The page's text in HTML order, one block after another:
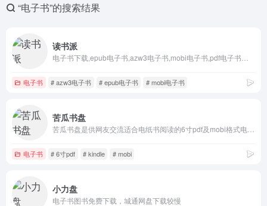
“电子书”的搜索结果
读书派
电子书 # azw3电子书 # epub电子书 # mobi电子书
苦瓜书盘
电子书 # 6寸pdf # kindle # mobi
小力盘
电子书图书免费下载，城通网盘下载较慢